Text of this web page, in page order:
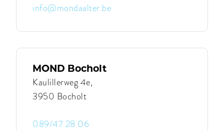
info@mondaalter.be
MOND
|
Aalter
MOND Bocholt
Kaulillerweg 4e,
3950 Bocholt
089/47 28 06